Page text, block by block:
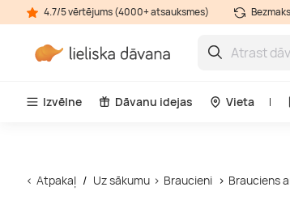
4.7/5 vērtējums (4000+ atsauksmes)
Izvēlne Dāvanu idejas Vieta
Atpakaļ Uz sākumu Braucieni Brauciens